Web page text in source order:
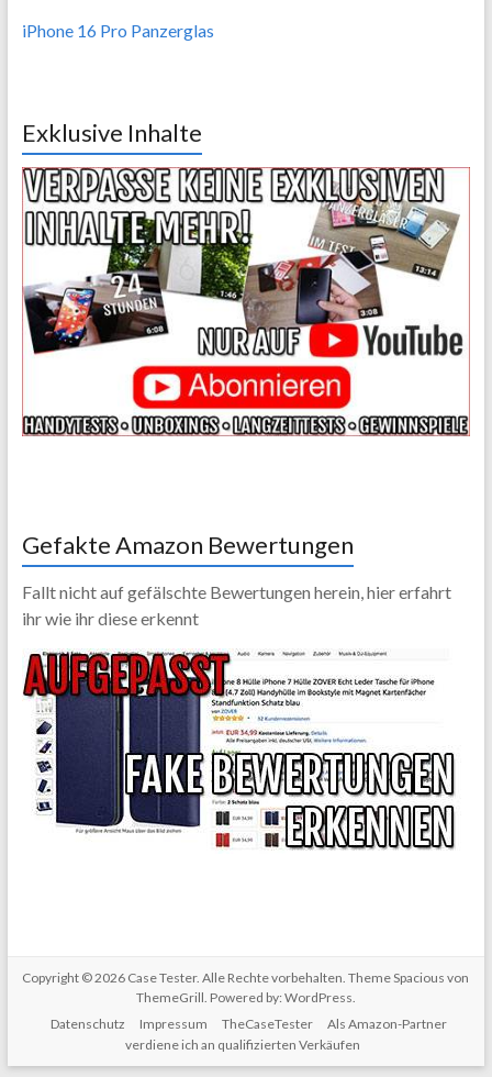
iPhone 16 Pro Panzerglas
Exklusive Inhalte
Gefakte Amazon Bewertungen
Fallt nicht auf gefälschte Bewertungen herein, hier erfahrt
ihr wie ihr diese erkennt
Copyright © 2026 Case Tester. Alle Rechte vorbehalten. ThemeSpacious von
ThemeGrill. Powered by: WordPress.
Datenschutz
Impressum TheCaseTester
Als Amazon-Partner
verdiene ich an qualifizierten Verkäufen